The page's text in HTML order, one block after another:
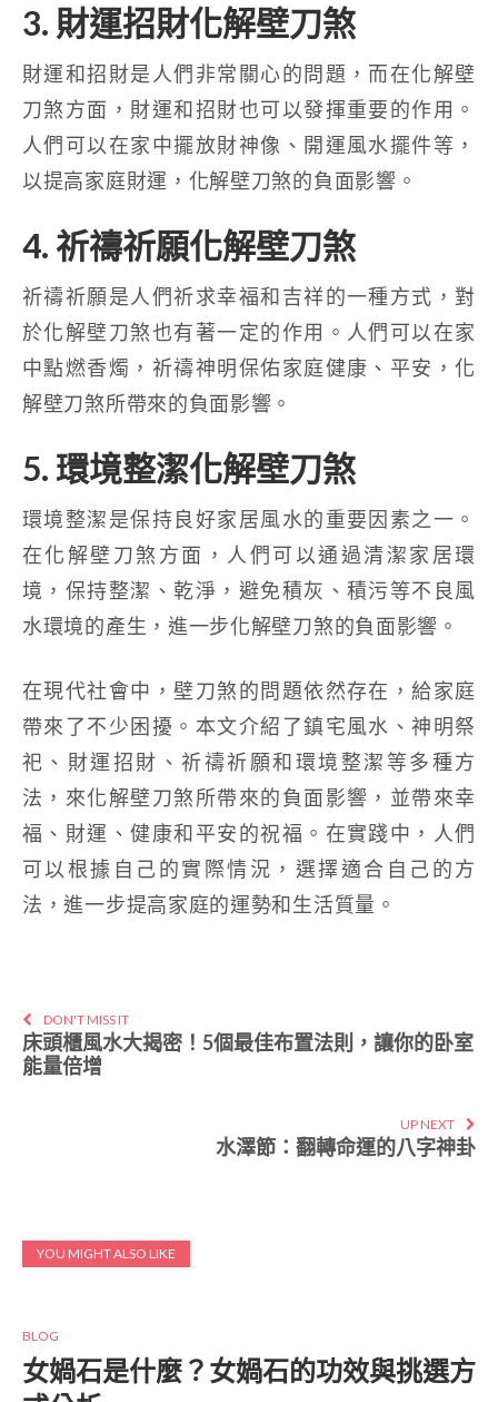
3. 財運招財化解壁刀煞
財運和招財是人們非常關心的問題，而在化解壁
刀煞方面，財運和招財也可以發揮重要的作用。
人們可以在家中擺放財神像、開運風水擺件等，
以提高家庭財運，化解壁刀煞的負面影響。
4. 祈禱祈願化解壁刀煞
祈禱祈願是人們祈求幸福和吉祥的一種方式，對
於化解壁刀煞也有著一定的作用。人們可以在家
中點燃香燭，祈禱神明保佑家庭健康、平安，化
解壁刀煞所帶來的負面影響。
5. 環境整潔化解壁刀煞
環境整潔是保持良好家居風水的重要因素之一。
在化解壁刀煞方面，人們可以通過清潔家居環
境，保持整潔、乾淨，避免積灰、積污等不良風
水環境的產生，進一步化解壁刀煞的負面影響。
在現代社會中，壁刀煞的問題依然存在，給家庭
帶來了不少困擾。本文介紹了鎮宅風水、神明祭
祀、財運招財、祈禱祈願和環境整潔等多種方
法，來化解壁刀煞所帶來的負面影響，並帶來幸
福、財運、健康和平安的祝福。在實踐中，人們
可以根據自己的實際情況，選擇適合自己的方
法，進一步提高家庭的運勢和生活質量。
DON'T MISS IT
床頭櫃風水大揭密！5個最佳布置法則，讓你的卧室
能量倍增
UP NEXT
水澤節：翻轉命運的八字神卦
YOU MIGHT ALSO LIKE
BLOG
女媧石是什麼？女媧石的功效與挑選方